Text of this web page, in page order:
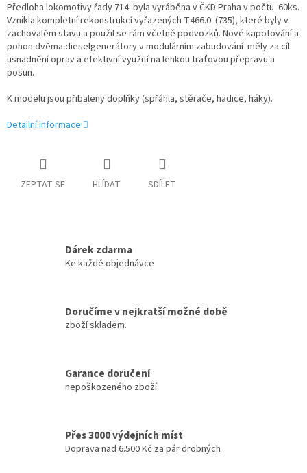
Předloha lokomotivy řady 714 byla vyráběna v ČKD Praha v počtu 60ks.
Vznikla kompletní rekonstrukcí vyřazených T466.0 (735), které byly v
zachovalém stavu a použil se rám včetně podvozků. Nové kapotování a
pohon dvěma dieselgenerátory v modulárním zabudování měly za cíl
usnadnění oprav a efektivní využití na lehkou traťovou přepravu a
posun.
K modelu jsou přibaleny doplňky (spřáhla, stěrače, hadice, háky).
Detailní informace
ZEPTAT SE HLÍDAT SDÍLET
Dárek zdarma
Ke každé objednávce
Doručíme v nejkratší možné době
zboží skladem.
Garance doručení
nepoškozeného zboží
Přes 3000 výdejních míst
Doprava nad 6.500 Kč za pár drobných